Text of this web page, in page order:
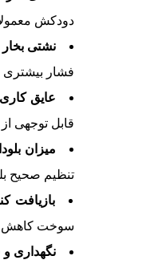
دودکش
نشتی
فشار بیشتری
عایق
قابل توجهی
میزان
تنظیم صحیح
بازیافت
سوخت کاهش
نگهداری